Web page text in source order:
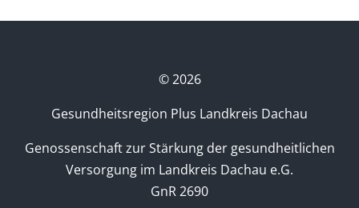
©2026
Gesundheitsregion Plus Landkreis Dachau
Genossenschaft zur Stärkung der gesundheitlichen
Versorgung im Landkreis Dachau e.G.
GnR 2690